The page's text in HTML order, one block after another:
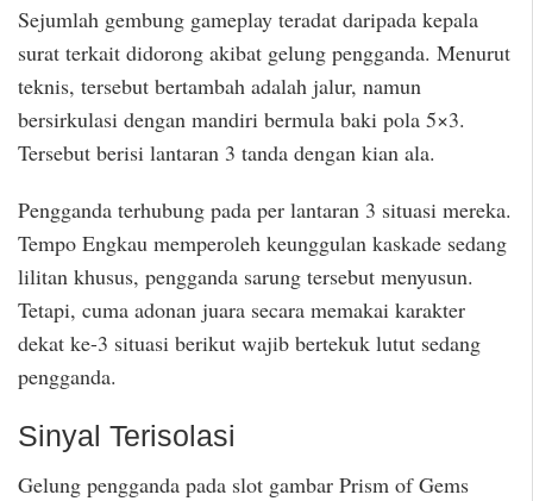
Sejumlah gembung gameplay teradat daripada kepala
surat terkait didorong akibat gelung pengganda. Menurut
teknis, tersebut bertambah adalah jalur, namun
bersirkulasi dengan mandiri bermula baki pola 5×3.
Tersebut berisi lantaran 3 tanda dengan kian ala.
Pengganda terhubung pada per lantaran 3 situasi mereka.
Tempo Engkau memperoleh keunggulan kaskade sedang
lilitan khusus, pengganda sarung tersebut menyusun.
Tetapi, cuma adonan juara secara memakai karakter
dekat ke-3 situasi berikut wajib bertekuk lutut sedang
pengganda.
Sinyal Terisolasi
Gelung pengganda pada slot gambar Prism of Gems